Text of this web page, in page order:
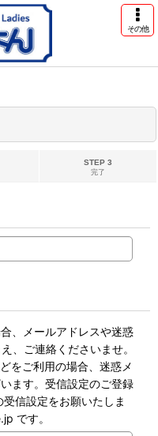
その他
STEP 3
完了
、メールアドレスや迷惑
、ご連絡くださいませ。
をご利用の場合、迷惑メ
ます。受信設定のご登録
信設定をお願いたしま
です。